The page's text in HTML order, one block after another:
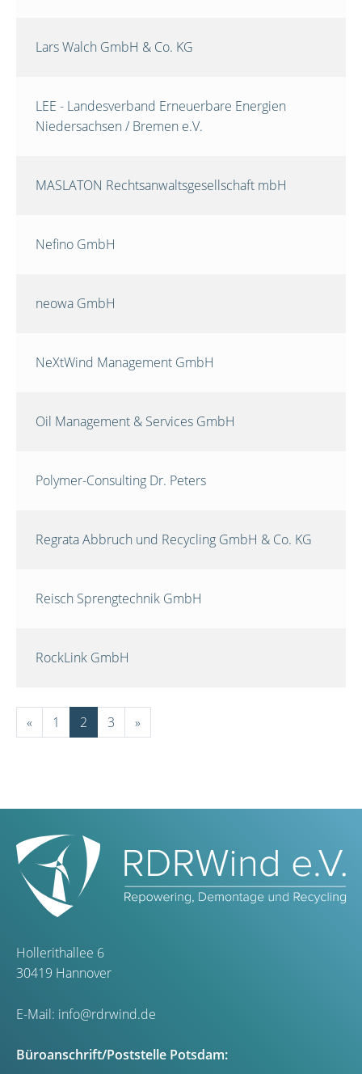
Lars Walch GmbH & Co. KG
LEE - Landesverband Erneuerbare Energien
Niedersachsen / Bremen e.V.
MASLATON Rechtsanwaltsgesellschaft mbH
Nefino GmbH
neowa GmbH
NeXtWind Management GmbH
Oil Management & Services GmbH
Polymer-Consulting Dr. Peters
Regrata Abbruch und Recycling GmbH & Co. KG
Reisch Sprengtechnik GmbH
RockLink GmbH
« 1 2 3 »
Hollerithallee 6
30419 Hannover
E-Mail: info@rdrwind.de
Büroanschrift/Poststelle Potsdam: